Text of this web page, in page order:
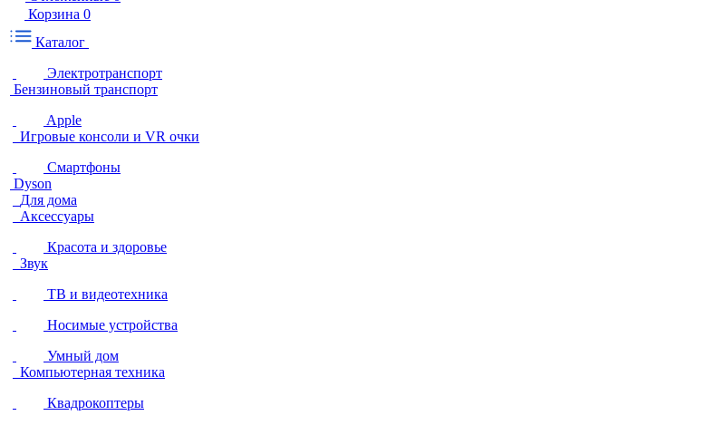
Корзина 0
Каталог
Электротранспорт
Бензиновый транспорт
Apple
Игровые консоли и VR очки
Смартфоны
Dyson
Для дома
Аксессуары
Красота и здоровье
Звук
ТВ и видеотехника
Носимые устройства
Умный дом
Компьютерная техника
Квадрокоптеры